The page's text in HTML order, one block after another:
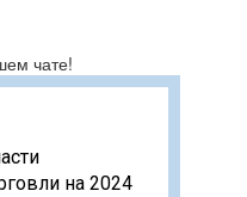
чате!
на 2024